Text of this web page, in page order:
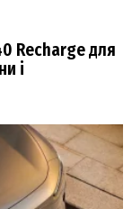
Recharge для
і